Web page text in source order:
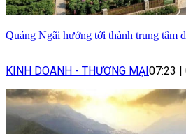
Quảng Ngãi hướng tới thành trung tâm
KINH DOANH - THƯƠNG MẠI07:23 |